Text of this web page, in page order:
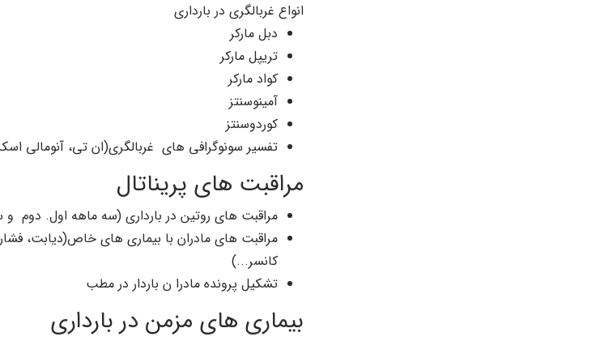
انواع غربالگری در بارداری
دبل مارکر
تریپل مارکر
کواد مارکر
آمینوسنتز
کوردوسنتز
تفسیر سونوگرافی های غربالگری(ان تی، آنومالی
مراقبت های پریناتال
مراقبت های روتین در بارداری (سه ماهه اول. دوم
مراقبت های مادران با بیماری های خاص(دیابت، فشار
کانسر...)
تشکیل پرونده مادرا ن باردار در مطب
بیماری های مزمن در بارداری